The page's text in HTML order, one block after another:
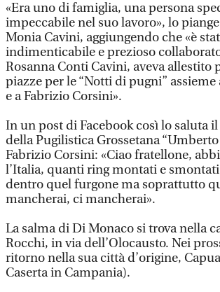
«Era uno di famiglia, una persona
impeccabile nel suo lavoro», lo
Monia Cavini, aggiungendo che «è
indimenticabile e prezioso
Rosanna Conti Cavini, aveva allestito
piazze per le “Notti di pugni”
e a Fabrizio Corsini».
In un post di Facebook così lo saluta
della Pugilistica Grossetana “Umberto
Fabrizio Corsini: «Ciao fratellone,
l’Italia, quanti ring montati e
dentro quel furgone ma soprattutto
mancherai, ci mancherai».
La salma di Di Monaco si trova nella
Rocchi, in via dell’Olocausto. Nei
ritorno nella sua città d’origine,
Caserta in Campania).